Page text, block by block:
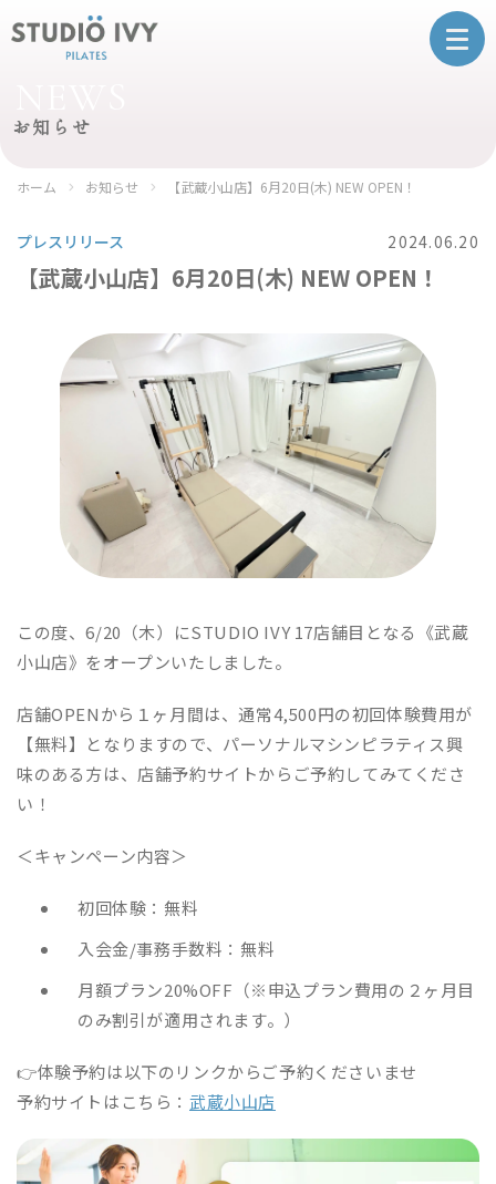
お知らせ
ホーム お知らせ 【武蔵小山店】6月20日(木) NEW OPEN！
プレスリリース 2024.06.20
【武蔵小山店】6月20日(木) NEW OPEN！
この度、6/20（木）にSTUDIO IVY 17店舗目となる《武蔵
小山店》をオープンいたしました。
店舗OPENから１ヶ月間は、通常4,500円の初回体験費用が
【無料】となりますので、パーソナルマシンピラティス興
味のある方は、店舗予約サイトからご予約してみてくださ
い！
＜キャンペーン内容＞
初回体験：無料
入会金/事務手数料：無料
月額プラン20%OFF（※申込プラン費用の２ヶ月目
のみ割引が適用されます。）
👉体験予約は以下のリンクからご予約くださいませ
予約サイトはこちら： 武蔵小山店